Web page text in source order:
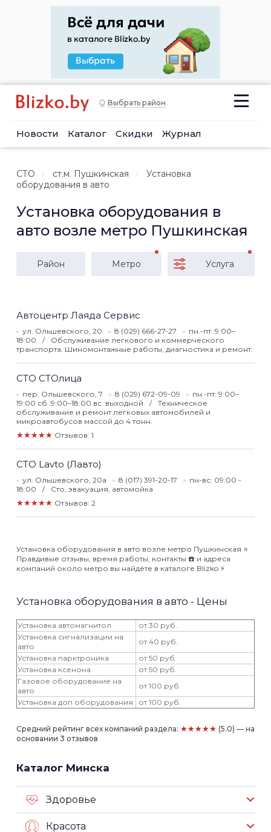
Выбрать район
Новости Каталог Скидки Журнал
СТО ст.м. Пушкинская
Установка
оборудования в авто
Установка оборудования в
авто возле метро Пушкинская
Район Метро Услуга
Автоцентр Лаяда Сервис
ул. Ольшевского, 20 8 (029) 666-27-27
пн.-пт.:9:00–
18:00
Обслуживание легкового и коммерческого
транспорта. Шиномонтажные работы, диагностика и ремонт.
СТО СТОлица
пер. Ольшевского, 7 8 (029) 672-09-09
пн.-пт.:9:00–
19:00 сб.:9:00–18:00 вс.:выходной
Техническое
обслуживание и ремонт легковых автомобилей и
микроавтобусов массой до 4 тонн.
★★★★★ Отзывов: 1
СТО Lavto (Лавто)
ул. Ольшевского, 20а 8 (017) 391-20-17
пн-вс: 09:00 -
18:00
Сто, эвакуация, автомойка
★★★★★ Отзывов: 2
Установка оборудования в авто возле метро Пушкинская ⭐️
Правдивые отзывы, время работы, контакты ☎️ и адреса
компаний около метро вы найдёте в каталоге Blizko ⚡️
Установка оборудования в авто - Цены
Установка автомагнитол
от 30 руб.
Установка сигнализации на
авто
от 40 руб.
Установка парктроника
от 50 руб.
Установка ксенона
от 50 руб.
Газовое оборудование на
авто
от 100 руб.
Установка доп оборудования
от 100 руб.
Средний рейтинг всех компаний раздела: ★★★★★ (5.0) — на
основании 3 отзывов
Каталог Минска
Здоровье
Красота